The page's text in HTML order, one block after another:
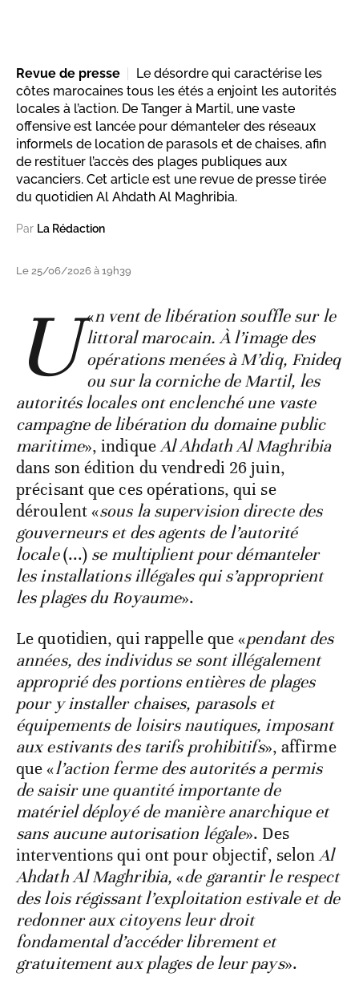
Revue de presse
Le désordre qui caractérise les
côtes marocaines tous les étés a enjoint les autorités
locales à l’action. De Tanger à Martil, une vaste
offensive est lancée pour démanteler des réseaux
informels de location de parasols et de chaises, afin
de restituer l’accès des plages publiques aux
vacanciers. Cet article est une revue de presse tirée
du quotidien Al Ahdath Al Maghribia.
Par La Rédaction
Le 25/06/2026 à 19h39
«
U
n vent de libération souffle sur le
littoral marocain. À l’image des
opérations menées à M’diq, Fnideq
ou sur la corniche de Martil, les
autorités locales ont enclenché une vaste
campagne de libération du domaine public
maritime», indiqueAl Ahdath Al Maghribia
dans son édition du vendredi 26 juin,
précisant que ces opérations, qui se
déroulent «sous la supervision directe des
gouverneurs et des agents de l’autorité
locale(...) se multiplient pour démanteler
les installations illégales qui s’approprient
les plages du Royaume».
Le quotidien, qui rappelle que «pendant des
années, des individus se sont illégalement
approprié des portions entières de plages
pour y installer chaises, parasols et
équipements de loisirs nautiques, imposant
aux estivants des tarifs prohibitifs», affirme
que «l’action ferme des autorités a permis
de saisir une quantité importante de
matériel déployé de manière anarchique et
sans aucune autorisation légale». Des
interventions qui ont pour objectif, selonAl
Ahdath Al Maghribia, «de garantir le respect
des lois régissant l’exploitation estivale et de
redonner aux citoyens leur droit
fondamental d’accéder librement et
gratuitement aux plages de leur pays».